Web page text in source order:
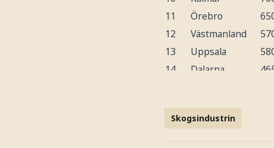
11
Örebro
12
Västmanland
13
Uppsala
14
Dalarna
16
Gävleborg
17
Västernorrland
18
Gotland
Skogsindustrin